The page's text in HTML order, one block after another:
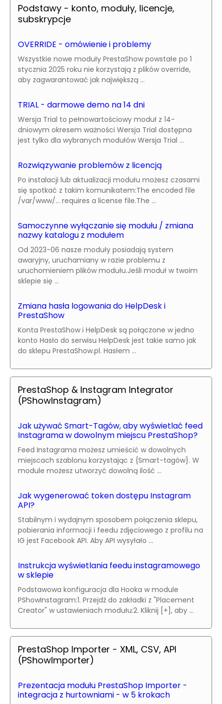
Podstawy - konto, moduły, licencje,
subskrypcje
OVERRIDE - omówienie i problemy
Wszystkie nowe moduły PrestaShow powstałe po 1
stycznia 2025 roku nie korzystają z plików override,
aby zagwarantować jak największą ...
TRIAL - darmowe demo na 14 dni
Wersja Trial to pełnowartościowy moduł z 14-
dniowym okresem ważności Wersja Trial dostępna
jest tylko dla wybranych modułów Wersja Trial ...
Rozwiązywanie problemów z licencją
Po instalacji lub aktualizacji modułu możesz czasami
się spotkać z takim komunikatem:The encoded file
/var/www/... requires a license file.The ...
Samoczynne wyłączanie się modułu / zmiana
nazwy katalogu z modułem
Od 2023-06 nasze moduły posiadają system
awaryjny, uruchamiany w razie problemu z
uruchomieniem plików modułu.Jeśli moduł w twoim
sklepie się ...
Zmiana hasła logowania do HelpDesk i
PrestaShow
Konta PrestaShow i HelpDesk są połączone w jedno
konto Hasło do serwisu HelpDesk jest takie samo jak
do sklepu PrestaShow.pl. Hasłem ...
PrestaShop & Instagram Integrator
(PShowInstagram)
Jak używać Smart-Tagów, aby wyświetlać feed
Instagrama w dowolnym miejscu PrestaShop?
Feed Instagrama możesz umieścić w dowolnych
miejscach szablonu korzystając z {Smart-tagów}. W
module możesz utworzyć dowolną ilość ...
Jak wygenerować token dostępu Instagram
API?
Stabilnym i wydajnym sposobem połączenia sklepu,
pobierania informacji i feedu zdjęciowego z profilu na
IG jest Facebook API. Aby API wysyłało ...
Instrukcja wyświetlania feedu instagramowego
w sklepie
Podstawowa konfiguracja dla Hooka w module
PShowInstagram:1. Przejdź do zakładki z "Placement
Creator" w ustawieniach modułu:2. Kliknij [+], aby ...
PrestaShop Importer - XML, CSV, API
(PShowImporter)
Prezentacja modułu PrestaShop Importer -
integracja z hurtowniami - w 5 krokach